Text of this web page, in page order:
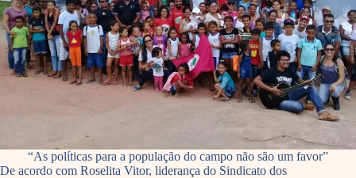
“As políticas para a população do campo não são um favor”
De acordo com Roselita Vitor, liderança do Sindicato dos